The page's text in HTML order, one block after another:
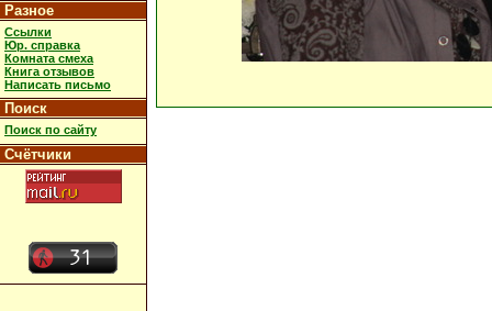
Разное
Ссылки
Юр. справка
Комната смеха
Книга отзывов
Написать письмо
Поиск
Поиск по сайту
Счётчики